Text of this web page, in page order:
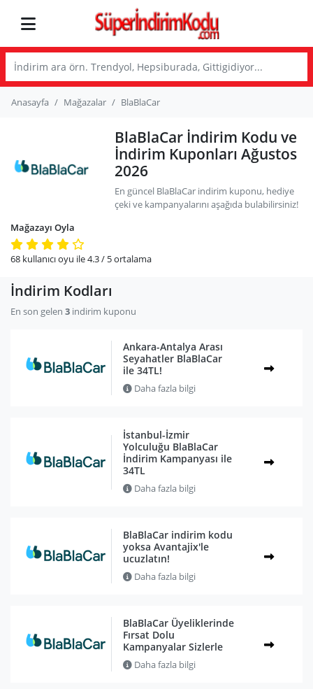
Anasayfa Mağazalar BlaBlaCar
Mağazayı Oyla
68 kullanıcı oyu ile4.3/ 5ortalama
BlaBlaCar İndirim Kodu ve
İndirim Kuponları Ağustos
2026
En güncel BlaBlaCar indirim kuponu, hediye
çeki ve kampanyalarını aşağıda bulabilirsiniz!
İndirim Kodları
En son gelen 3 indirim kuponu
Ankara-Antalya Arası
Seyahatler BlaBlaCar
ile 34TL!
Daha fazla bilgi
İstanbul-İzmir
Yolculuğu BlaBlaCar
İndirim Kampanyası ile
34TL
Daha fazla bilgi
BlaBlaCar indirim kodu
yoksa Avantajix'le
ucuzlatın!
Daha fazla bilgi
BlaBlaCar Üyeliklerinde
Fırsat Dolu
Kampanyalar Sizlerle
Daha fazla bilgi